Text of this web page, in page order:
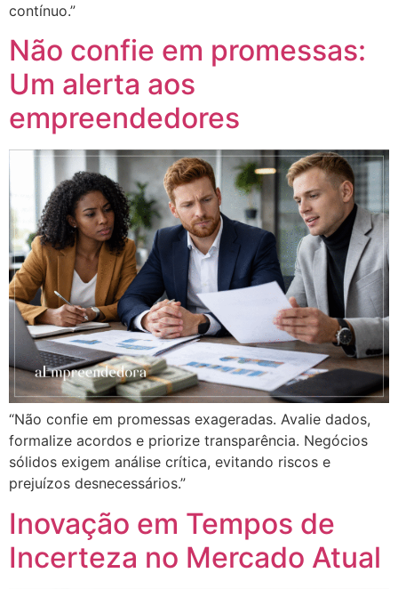
contínuo.”
Não confie em promessas:
Um alerta aos
empreendedores
“Não confie em promessas exageradas. Avalie dados,
formalize acordos e priorize transparência. Negócios
sólidos exigem análise crítica, evitando riscos e
prejuízos desnecessários.”
Inovação em Tempos de
Incerteza no Mercado Atual